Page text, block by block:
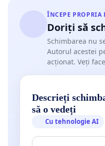
ÎNCEPE PROPRIA
Doriți să
Schimbarea nu
Autorul acestei
acționat. Veți
Descrieți
să o vedeți
Cu tehnologie AI